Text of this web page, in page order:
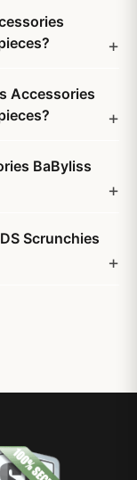
Accessories
BaByliss
Scrunchies